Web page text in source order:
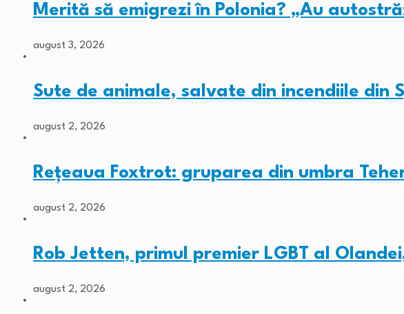
Merită să emigrezi în Polonia? „Au
august 3, 2026
Sute de animale, salvate din incendiile din
august 2, 2026
Rețeaua Foxtrot: gruparea din umbra
august 2, 2026
Rob Jetten, primul premier LGBT al
august 2, 2026